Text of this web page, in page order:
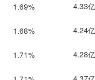
1.69% 4.33亿
1.68% 4.24亿
1.71% 4.28亿